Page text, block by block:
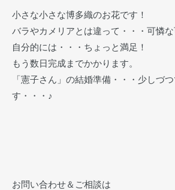
小さな小さな博多織のお花です！
バラやカメリアとは違って・・・可憐な
自分的には・・・ちょっと満足！
もう数日完成までかかります。
「憲子さん」の結婚準備・・・少しづ
す・・・♪
お問い合わせ＆ご相談は